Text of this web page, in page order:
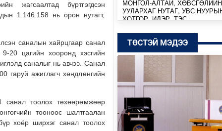
жагсаалтад бүртгэгдсэн
1.146.158 нь орон нутагт,
саналын хайрцгаар санал
20 цагийн хооронд хэсгийн
саналыг нь авчээ. Санал
гаруй ажиглагч хөндлөнгийн
тоолох төхөөрөмжөөр
тооноос шалтгаалан
хоёр ширхэг санал тоолох
МОНГОЛ-АЛТАЙ, ХӨВСГӨЛИЙН
УУЛАРХАГ НУТАГ, УВС
ХОТГОР, ИДЭР, ТЭС,…
9 цагийн өмнө
МОНГОЛ-АЛТАЙ, ХӨВСГӨЛИЙН
УУЛАРХАГ НУТАГ, ДОРНОД-
ДАРЬГАНГЫН ТАЛ НУТГААР…
Өчигдөр
УИХ-ЫН ДАРГА С.БЯМБАЦОГТ
АЗИЙН ЭРЭГТЭЙЧҮҮДИЙН
ВОЛЕЙБОЛЫН АВАРГА Ш…
ТӨСТЭЙ МЭДЭЭ